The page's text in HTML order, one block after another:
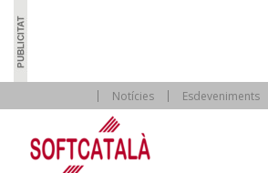
Notícies Esdeveniments